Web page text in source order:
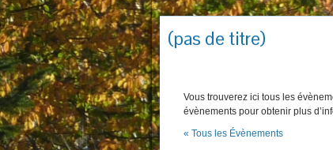
(pas de titre)
Vous trouverez ici tous les
évènements pour obtenir plus
« Tous les Évènements